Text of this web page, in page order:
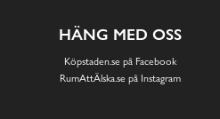
HÄNG MED OSS
Köpstaden.se på Facebook
RumAttÄlska.se på Instagram